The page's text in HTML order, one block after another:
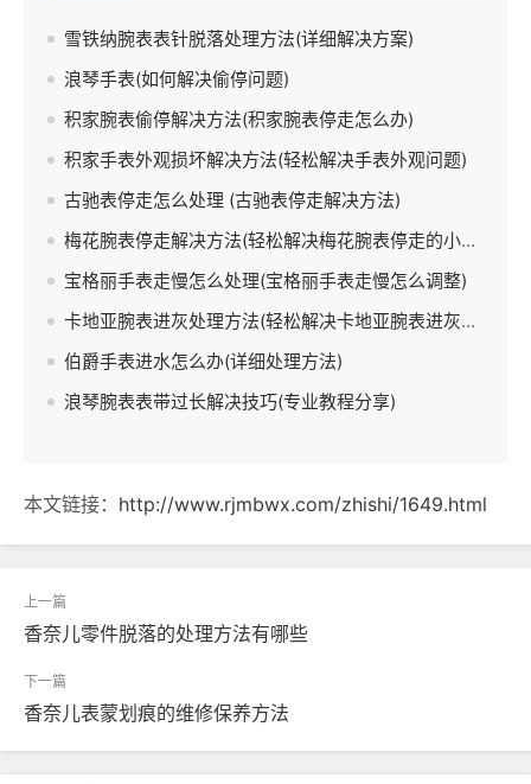
雪铁纳腕表表针脱落处理方法(详细解决方案)
浪琴手表(如何解决偷停问题)
积家腕表偷停解决方法(积家腕表停走怎么办)
积家手表外观损坏解决方法(轻松解决手表外观问题)
古驰表停走怎么处理 (古驰表停走解决方法)
梅花腕表停走解决方法(轻松解决梅花腕表停走的小妙招)
宝格丽手表走慢怎么处理(宝格丽手表走慢怎么调整)
卡地亚腕表进灰处理方法(轻松解决卡地亚腕表进灰问题)
伯爵手表进水怎么办(详细处理方法)
浪琴腕表表带过长解决技巧(专业教程分享)
本文链接： http://www.rjmbwx.com/zhishi/1649.html
香奈儿零件脱落的处理方法有哪些
香奈儿表蒙划痕的维修保养方法